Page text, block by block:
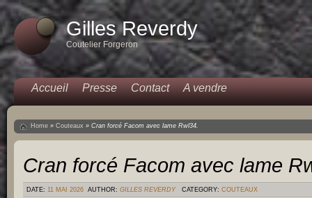
Gilles Reverdy
Coutelier Forgeron
Accueil Presse Contact A vendre
Home » Couteaux » Cran forcé Facom avec lame Rwl34.
Cran forcé Facom avec lame
DATE: 11 MAI 2026 AUTHOR: GILLES REVERDY CATEGORY: COUTEAUX